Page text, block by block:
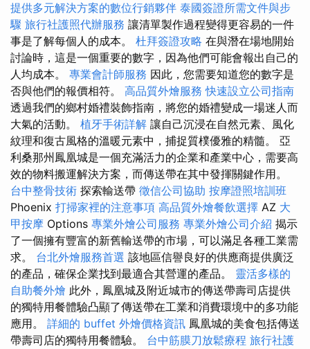
提供多元解決方案的數位行銷夥伴 泰國簽證所需文件與步
驟 旅行社護照代辦服務 讓清單製作過程變得更容易的一件
事是了解每個人的成本。 杜拜簽證攻略 在與潛在場地開始
討論時，這是一個重要的數字，因為他們可能會報出自己的
人均成本。 專業會計師服務 因此，您需要知道您的數字是
否與他們的報價相符。 高品質外燴服務 快速設立公司指南
透過我們的鄉村婚禮裝飾指南，將您的婚禮變成一場迷人而
大氣的活動。 植牙手術詳解 讓自己沉浸在自然元素、風化
紋理和復古風格的溫暖元素中，捕捉質樸優雅的精髓。 亞
利桑那州鳳凰城是一個充滿活力的企業和產業中心，需要高
效的物料搬運解決方案，而傳送帶在其中發揮關鍵作用。
台中整骨技術 探索輸送帶 徵信公司協助 按摩證照培訓班
Phoenix 打掃家裡的注意事項 高品質外燴餐飲選擇 AZ 大
甲按摩 Options 專業外燴公司服務 專業外燴公司介紹 揭示
了一個擁有豐富的新舊輸送帶的市場，可以滿足各種工業需
求。 台北外燴服務首選 該地區信譽良好的供應商提供廣泛
的產品，確保企業找到最適合其營運的產品。 靈活多樣的
自助餐外燴 此外，鳳凰城及附近城市的傳送帶壽司店提供
的獨特用餐體驗凸顯了傳送帶在工業和消費環境中的多功能
應用。 詳細的 buffet 外燴價格資訊 鳳凰城的美食包括傳送
帶壽司店的獨特用餐體驗。 台中筋膜刀放鬆療程 旅行社護